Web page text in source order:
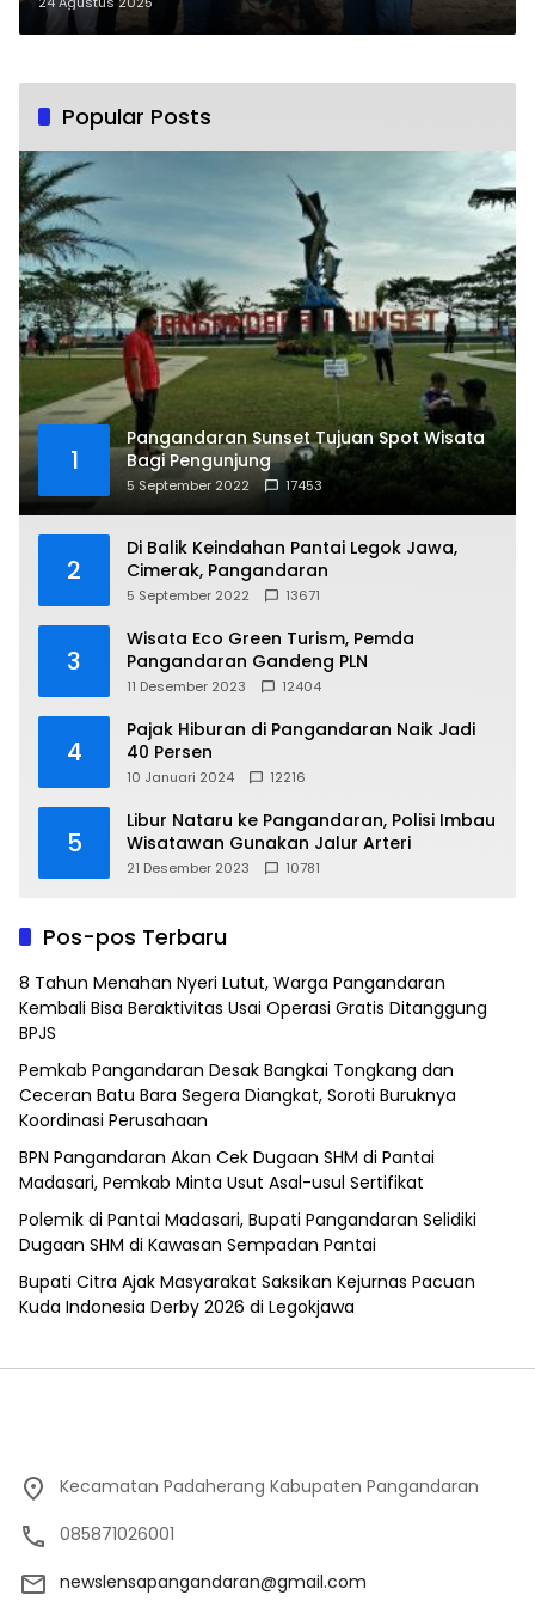
Popular Posts
1
Pangandaran Sunset Tujuan Spot Wisata
Bagi Pengunjung
5 September 2022 17453
2
Di Balik Keindahan Pantai Legok Jawa,
Cimerak, Pangandaran
5 September 2022 13671
3
Wisata Eco Green Turism, Pemda
Pangandaran Gandeng PLN
11 Desember 2023 12404
4
Pajak Hiburan di Pangandaran Naik Jadi
40 Persen
10 Januari 2024 12216
5
Libur Nataru ke Pangandaran, Polisi Imbau
Wisatawan Gunakan Jalur Arteri
21 Desember 2023 10781
Pos-pos Terbaru
8 Tahun Menahan Nyeri Lutut, Warga Pangandaran
Kembali Bisa Beraktivitas Usai Operasi Gratis Ditanggung
BPJS
Pemkab Pangandaran Desak Bangkai Tongkang dan
Ceceran Batu Bara Segera Diangkat, Soroti Buruknya
Koordinasi Perusahaan
BPN Pangandaran Akan Cek Dugaan SHM di Pantai
Madasari, Pemkab Minta Usut Asal-usul Sertifikat
Polemik di Pantai Madasari, Bupati Pangandaran Selidiki
Dugaan SHM di Kawasan Sempadan Pantai
Bupati Citra Ajak Masyarakat Saksikan Kejurnas Pacuan
Kuda Indonesia Derby 2026 di Legokjawa
Kecamatan Padaherang Kabupaten Pangandaran
085871026001
newslensapangandaran@gmail.com